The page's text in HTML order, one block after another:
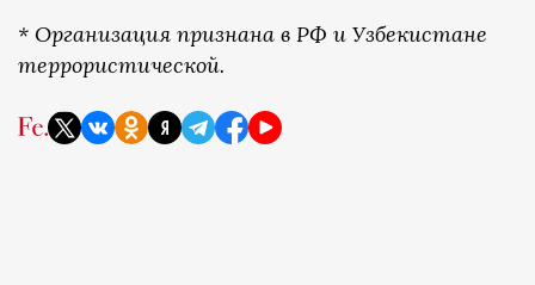
* Организация признана в РФ и Узбекистане
террористической.